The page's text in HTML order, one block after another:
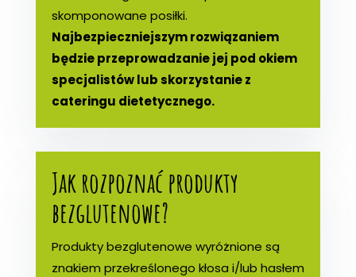
skomponowane posiłki.
Najbezpieczniejszym rozwiązaniem
będzie przeprowadzanie jej pod okiem
specjalistów lub skorzystanie z
cateringu dietetycznego.
Jak rozpoznać produkty
bezglutenowe?
Produkty bezglutenowe wyróżnione są
znakiem przekreślonego kłosa i/lub hasłem